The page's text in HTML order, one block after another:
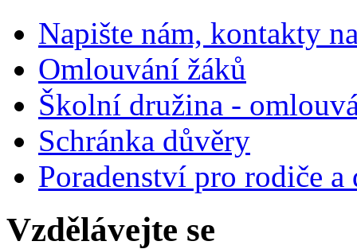
Napište nám, kontakty
Omlouvání žáků
Školní družina -
Schránka důvěry
Poradenství pro rodiče
Vzdělávejte se